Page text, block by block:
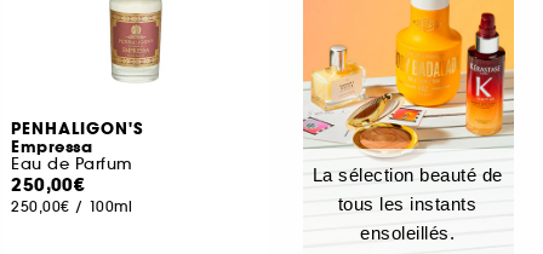
PENHALIGON'S
Empressa
Eau de Parfum
250,00€
250,00€ / 100ml
La sélection beauté de
tous les instants
ensoleillés.